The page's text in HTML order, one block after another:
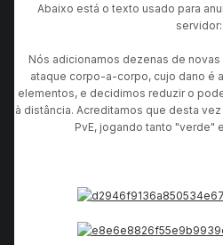
Abaixo está o texto usado para
servidor:
Nós adicionamos dezenas de
ataque corpo-a-corpo, cujo dano é
elementos, e decidimos reduzir o
à distância. Acreditamos que desta
PvE, jogando tanto "verde"